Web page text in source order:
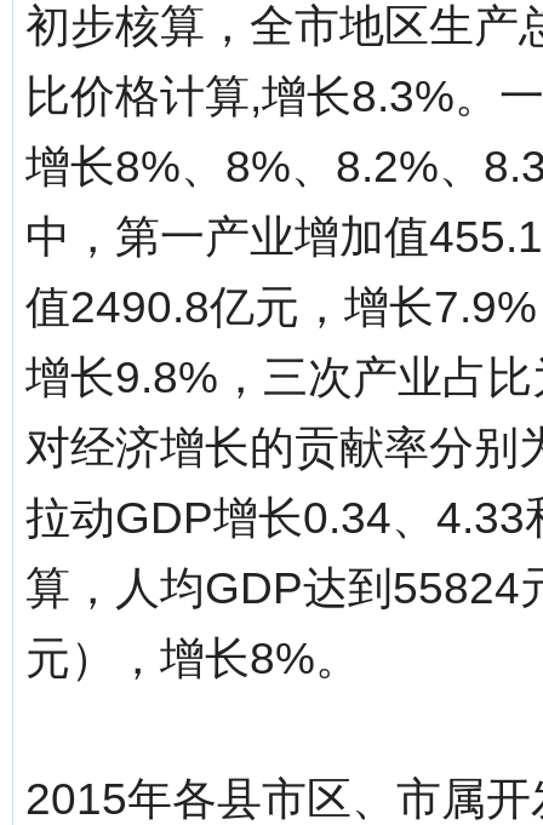
初步核算，全市地区生产
比价格计算,增长8.3%。
增长8%、8%、8.2%、
中，第一产业增加值
值2490.8亿元，增长
增长9.8%，三次产业占
对经济增长的贡献率分别
拉动GDP增长0.34、
算，人均GDP达到55824
元），增长8%。
2015年各县市区、市属